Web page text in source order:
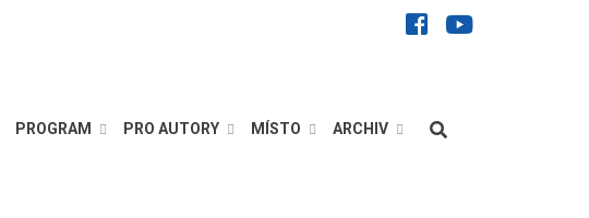
facebookyoutube
Hledat
PROGRAM PRO AUTORY MÍSTO ARCHIV